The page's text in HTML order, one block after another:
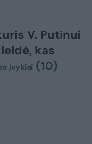
V. Putinui
kas
įvykiai (10)